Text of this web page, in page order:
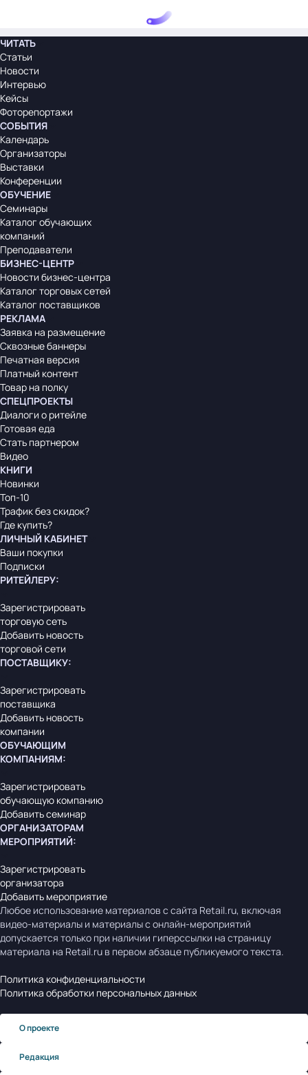
ЧИТАТЬ
Статьи
Новости
Интервью
Кейсы
Фоторепортажи
СОБЫТИЯ
Календарь
Организаторы
Выставки
Конференции
ОБУЧЕНИЕ
Семинары
Каталог обучающих
компаний
Преподаватели
БИЗНЕС-ЦЕНТР
Новости бизнес-центра
Каталог торговых сетей
Каталог поставщиков
РЕКЛАМА
Заявка на размещение
Сквозные баннеры
Печатная версия
Платный контент
Товар на полку
СПЕЦПРОЕКТЫ
Диалоги о ритейле
Готовая еда
Стать партнером
Видео
КНИГИ
Новинки
Топ-10
Трафик без скидок?
Где купить?
ЛИЧНЫЙ КАБИНЕТ
Ваши покупки
Подписки
РИТЕЙЛЕРУ:
Зарегистрировать
торговую сеть
Добавить новость
торговой сети
ПОСТАВЩИКУ:
Зарегистрировать
поставщика
Добавить новость
компании
ОБУЧАЮЩИМ
КОМПАНИЯМ:
Зарегистрировать
обучающую компанию
Добавить семинар
ОРГАНИЗАТОРАМ
МЕРОПРИЯТИЙ:
Зарегистрировать
организатора
Добавить мероприятие
Любое использование материалов с сайта Retail.ru, включая
видео-материалы и материалы с онлайн-мероприятий
допускается только при наличии гиперссылки на страницу
материала на Retail.ru в первом абзаце публикуемого текста.
Политика конфиденциальности
Политика обработки персональных данных
О проекте
Редакция